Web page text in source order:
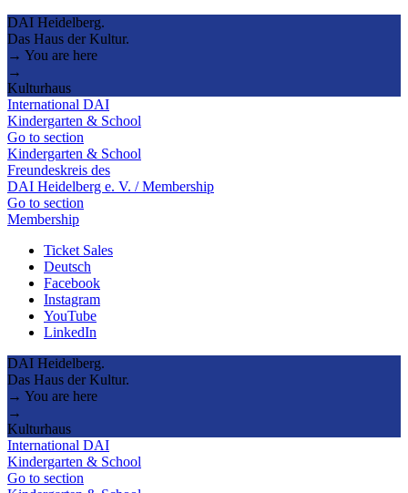
DAI Heidelberg.
Das Haus der Kultur.
→ You are here
→
Kulturhaus
International DAI
Kindergarten & School
Go to section
Kindergarten & School
Freundeskreis des
DAI Heidelberg e. V. / Membership
Go to section
Membership
Ticket Sales
Deutsch
Facebook
Instagram
YouTube
LinkedIn
DAI Heidelberg.
Das Haus der Kultur.
→ You are here
→
Kulturhaus
International DAI
Kindergarten & School
Go to section